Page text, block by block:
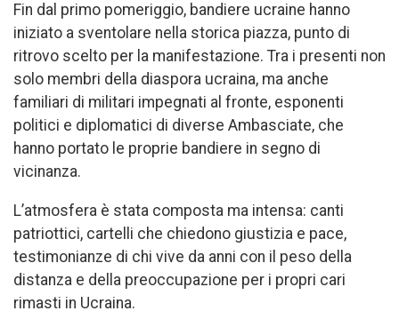
Fin dal primo pomeriggio, bandiere ucraine hanno
iniziato a sventolare nella storica piazza, punto di
ritrovo scelto per la manifestazione. Tra i presenti non
solo membri della diaspora ucraina, ma anche
familiari di militari impegnati al fronte, esponenti
politici e diplomatici di diverse Ambasciate, che
hanno portato le proprie bandiere in segno di
vicinanza.
L’atmosfera è stata composta ma intensa: canti
patriottici, cartelli che chiedono giustizia e pace,
testimonianze di chi vive da anni con il peso della
distanza e della preoccupazione per i propri cari
rimasti in Ucraina.